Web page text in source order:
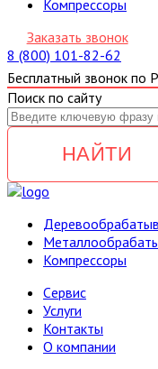
Компрессоры
Заказать звонок
8 (800) 101-82-62
Бесплатный звонок по
Поиск по сайту
НАЙТИ
Компрессоры
Cервис
Услуги
Контакты
О компании